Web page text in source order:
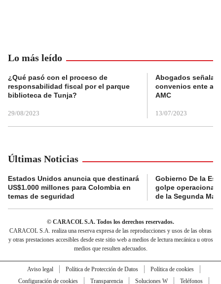
Lo más leído
¿Qué pasó con el proceso de
responsabilidad fiscal por el parque
biblioteca de Tunja?
29/08/2023
Abogados
convenios ente
AMC
13/07/2023
Últimas Noticias
Estados Unidos anuncia que destinará
US$1.000 millones para Colombia en
temas de seguridad
Gobierno De la
golpe
de la Segunda
© CARACOL S.A. Todos los derechos reservados.
CARACOL S.A. realiza una reserva expresa de las reproducciones y usos de las obras
y otras prestaciones accesibles desde este sitio web a medios de lectura mecánica u otros
medios que resulten adecuados.
Aviso legal Política de Protección de Datos
Política de cookies
Configuración de cookies
Transparencia Soluciones W
Teléfonos